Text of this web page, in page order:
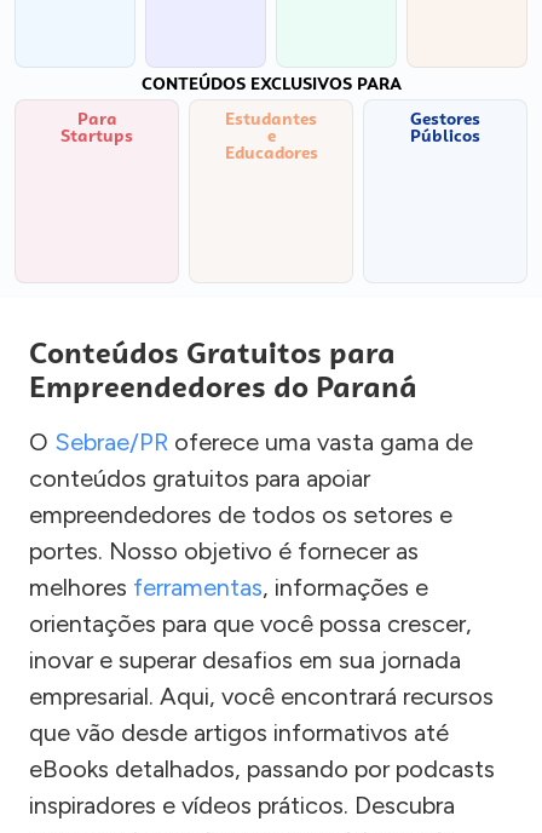
CONTEÚDOS EXCLUSIVOS PARA
Para
Startups
Estudantes
e
Educadores
Gestores
Públicos
Conteúdos Gratuitos para
Empreendedores do Paraná
O Sebrae/PR oferece uma vasta gama de
conteúdos gratuitos para apoiar
empreendedores de todos os setores e
portes. Nosso objetivo é fornecer as
melhores ferramentas, informações e
orientações para que você possa crescer,
inovar e superar desafios em sua jornada
empresarial. Aqui, você encontrará recursos
que vão desde artigos informativos até
eBooks detalhados, passando por podcasts
inspiradores e vídeos práticos. Descubra